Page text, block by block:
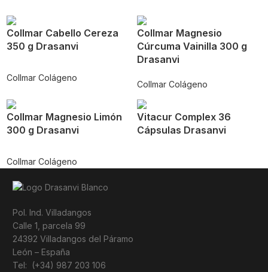
Collmar Cabello Cereza
350 g Drasanvi
Collmar Colágeno
Collmar Magnesio
Cúrcuma Vainilla 300 g
Drasanvi
Collmar Colágeno
Collmar Magnesio Limón
300 g Drasanvi
Collmar Colágeno
Vitacur Complex 36
Cápsulas Drasanvi
Pol. Ind. Villadangos
Calle 1, parcela 99
24392 Villadangos del Páramo
León – España
Tel: (+34) 987 203 106